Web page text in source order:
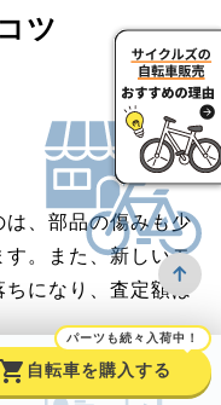
ツ
、部品の傷みも少
す。また、新しいモ
ちになり、査定額は
shopping_cart
パーツも続々入荷中！
自転車を購入する